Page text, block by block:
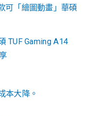
可「繪圖動畫」華碩
TUF Gaming A14
本大降。